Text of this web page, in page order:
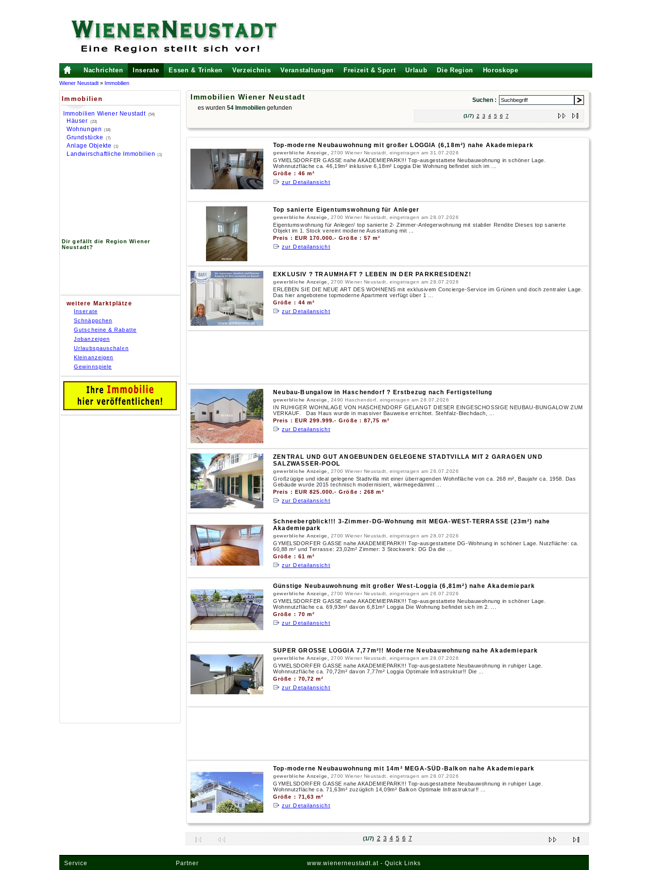
Nachrichten Inserate Essen & Trinken Verzeichnis Veranstaltungen Freizeit & Sport Urlaub Die Region Horoskope
Wiener Neustadt » Immobilien
Immobilien
Immobilien Wiener Neustadt (54)
Häuser (23)
Wohnungen (18)
Grundstücke (7)
Anlage Objekte (1)
Landwirschaftliche Immobilien (1)
Dir gefällt die Region Wiener
Neustadt?
weitere Marktplätze
Inserate
Schnäppchen
Gutscheine & Rabatte
Jobanzeigen
Urlaubspauschalen
Kleinanzeigen
Gewinnspiele
Immobilien Wiener Neustadt
es wurden 54 Immobilien gefunden
Suchen :
(1/7) 2 3 4 5 6 7
Top-moderne Neubauwohnung mit großer LOGGIA (6,18m²) nahe Akademiepark
gewerbliche Anzeige, 2700 Wiener Neustadt, eingetragen am 31.07.2026
GYMELSDORFER GASSE nahe AKADEMIEPARK!!! Top-ausgestattete Neubauwohnung in schöner Lage.
Wohnnutzfläche ca. 46,19m² inklusive 6,18m² Loggia Die Wohnung befindet sich im ...
Größe : 46 m²
zur Detailansicht
Top sanierte Eigentumswohnung für Anleger
gewerbliche Anzeige, 2700 Wiener Neustadt, eingetragen am 28.07.2026
Eigentumswohnung für Anleger/ top sanierte 2- Zimmer-Anlegerwohnung mit stabiler Rendite Dieses top sanierte
Objekt im 1. Stock vereint moderne Ausstattung mit ...
Preis : EUR 170.000.- Größe : 57 m²
zur Detailansicht
EXKLUSIV ? TRAUMHAFT ? LEBEN IN DER PARKRESIDENZ!
gewerbliche Anzeige, 2700 Wiener Neustadt, eingetragen am 28.07.2026
ERLEBEN SIE DIE NEUE ART DES WOHNENS mit exklusivem Concierge-Service im Grünen und doch zentraler Lage.
Das hier angebotene topmoderne Apartment verfügt über 1 ...
Größe : 44 m²
zur Detailansicht
Neubau-Bungalow in Haschendorf ? Erstbezug nach Fertigstellung
gewerbliche Anzeige, 2490 Haschendorf, eingetragen am 28.07.2026
IN RUHIGER WOHNLAGE VON HASCHENDORF GELANGT DIESER EINGESCHOSSIGE NEUBAU-BUNGALOW ZUM
VERKAUF. Das Haus wurde in massiver Bauweise errichtet. Stehfalz-Blechdach, ...
Preis : EUR 299.999.- Größe : 87,75 m²
zur Detailansicht
ZENTRAL UND GUT ANGEBUNDEN GELEGENE STADTVILLA MIT 2 GARAGEN UND
SALZWASSER-POOL
gewerbliche Anzeige, 2700 Wiener Neustadt, eingetragen am 28.07.2026
Großzügige und ideal gelegene Stadtvilla mit einer überragenden Wohnfläche von ca. 268 m², Baujahr ca. 1958. Das
Gebäude wurde 2015 technisch modernisiert, wärmegedämmt ...
Preis : EUR 825.000.- Größe : 268 m²
zur Detailansicht
Schneebergblick!!! 3-Zimmer-DG-Wohnung mit MEGA-WEST-TERRASSE (23m²) nahe
Akademiepark
gewerbliche Anzeige, 2700 Wiener Neustadt, eingetragen am 28.07.2026
GYMELSDORFER GASSE nahe AKADEMIEPARK!!! Top-ausgestattete DG-Wohnung in schöner Lage. Nutzfläche: ca.
60,88 m² und Terrasse: 23,02m² Zimmer: 3 Stockwerk: DG Da die ...
Größe : 61 m²
zur Detailansicht
Günstige Neubauwohnung mit großer West-Loggia (6,81m²) nahe Akademiepark
gewerbliche Anzeige, 2700 Wiener Neustadt, eingetragen am 28.07.2026
GYMELSDORFER GASSE nahe AKADEMIEPARK!!! Top-ausgestattete Neubauwohnung in schöner Lage.
Wohnnutzfläche ca. 69,93m² davon 6,81m² Loggia Die Wohnung befindet sich im 2. ...
Größe : 70 m²
zur Detailansicht
SUPER GROSSE LOGGIA 7,77m²!! Moderne Neubauwohnung nahe Akademiepark
gewerbliche Anzeige, 2700 Wiener Neustadt, eingetragen am 28.07.2026
GYMELSDORFER GASSE nahe AKADEMIEPARK!!! Top-ausgestattete Neubauwohnung in ruhiger Lage.
Wohnnutzfläche ca. 70,72m² davon 7,77m² Loggia Optimale Infrastruktur!! Die ...
Größe : 70,72 m²
zur Detailansicht
Top-moderne Neubauwohnung mit 14m² MEGA-SÜD-Balkon nahe Akademiepark
gewerbliche Anzeige, 2700 Wiener Neustadt, eingetragen am 28.07.2026
GYMELSDORFER GASSE nahe AKADEMIEPARK!!! Top-ausgestattete Neubauwohnung in ruhiger Lage.
Wohnnutzfläche ca. 71,63m² zuzüglich 14,09m² Balkon Optimale Infrastruktur!! ...
Größe : 71,63 m²
zur Detailansicht
(1/7) 2 3 4 5 6 7
Service Partner www.wienerneustadt.at - Quick Links